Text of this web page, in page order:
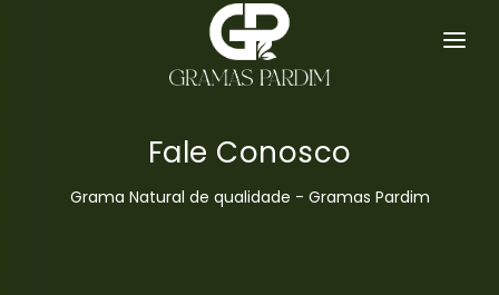
GRAMA ESMERALDA
HOME
Fale Conosco
Grama Natural de qualidade - Gramas Pardim